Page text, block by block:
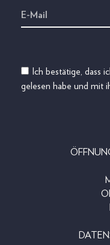
Ich bestätige, dass
gelesen habe und mit